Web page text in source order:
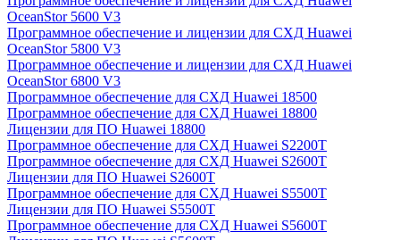
OceanStor 5600 V3
Программное обеспечение и лицензии для СХД Huawei
OceanStor 5800 V3
Программное обеспечение и лицензии для СХД Huawei
OceanStor 6800 V3
Программное обеспечение для СХД Huawei 18500
Программное обеспечение для СХД Huawei 18800
Лицензии для ПО Huawei 18800
Программное обеспечение для СХД Huawei S2200T
Программное обеспечение для СХД Huawei S2600T
Лицензии для ПО Huawei S2600T
Программное обеспечение для СХД Huawei S5500T
Лицензии для ПО Huawei S5500T
Программное обеспечение для СХД Huawei S5600T